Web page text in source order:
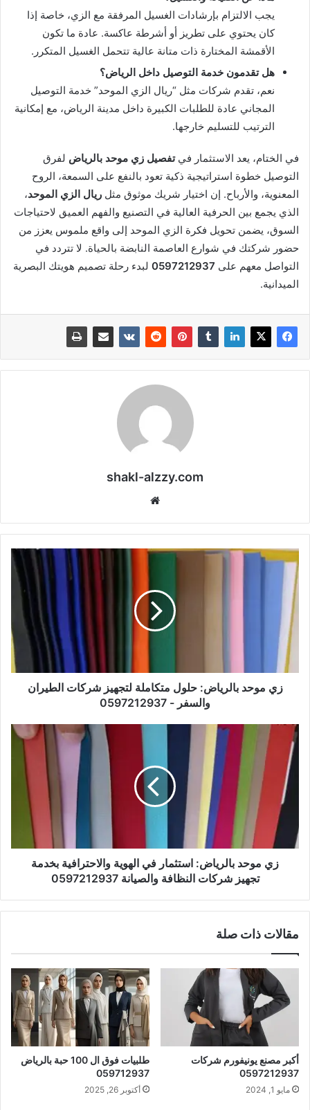
يجب الالتزام بإرشادات الغسيل المرفقة مع الزي، خاصة إذا
كان يحتوي على تطريز أو أشرطة عاكسة. عادة ما تكون
الأقمشة المختارة ذات متانة عالية تتحمل الغسيل المتكرر.
هل تقدمون خدمة التوصيل داخل الرياض؟
نعم، تقدم شركات مثل “ريال الزي الموحد” خدمة التوصيل
المجاني عادة للطلبات الكبيرة داخل مدينة الرياض، مع إمكانية
الترتيب للتسليم خارجها.
في الختام، يعد الاستثمار فيتفصيل زي موحد بالرياض لفرق
التوصيل خطوة استراتيجية ذكية تعود بالنفع على السمعة، الروح
المعنوية، والأرباح. إن اختيار شريك موثوق مثل ريال الزي الموحد،
الذي يجمع بين الحرفية العالية في التصنيع والفهم العميق لاحتياجات
السوق، يضمن تحويل فكرة الزي الموحد إلى واقع ملموس يعزز من
حضور شركتك في شوارع العاصمة النابضة بالحياة. لا تتردد في
التواصل معهم على 0597212937 لبدء رحلة تصميم هويتك البصرية
الميدانية.
shakl-alzzy.com
زي موحد بالرياض: حلول متكاملة لتجهيز شركات الطيران
والسفر - 0597212937
زي موحد بالرياض: استثمار في الهوية والاحترافية بخدمة
تجهيز شركات النظافة والصيانة 0597212937
مقالات ذات صلة
أكبر مصنع يونيفورم شركات
0597212937
مايو 1, 2024
طلبيات فوق ال 100 حبة بالرياض
059712937
أكتوبر 26, 2025